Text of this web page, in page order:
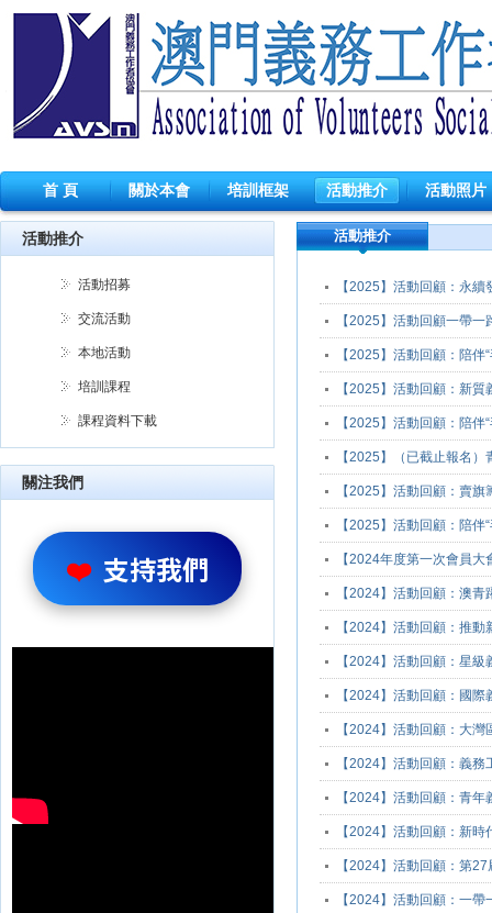
首 頁 關於本會 培訓框架 活動推介 活動照片
活動推介
活動招募
交流活動
本地活動
培訓課程
課程資料下載
關注我們
❤️ 支持我們
活動推介
【2025】活動回顧：永
【2025】活動回顧一帶
【2025】活動回顧：陪伴
【2025】活動回顧：新
【2025】活動回顧：陪伴
【2025】（已截止報名
【2025】活動回顧：賣旗
【2025】活動回顧：陪伴
【2024年度第一次會員大
【2024】活動回顧：澳
【2024】活動回顧：推
【2024】活動回顧：星級
【2024】活動回顧：國
【2024】活動回顧：大
【2024】活動回顧：義
【2024】活動回顧：青年
【2024】活動回顧：新
【2024】活動回顧：第
【2024】活動回顧：一